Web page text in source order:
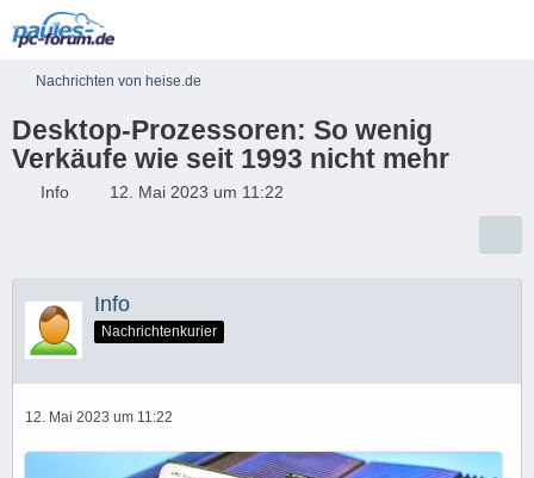
Nachrichten von heise.de
Desktop-Prozessoren: So wenig
Verkäufe wie seit 1993 nicht mehr
Info 12. Mai 2023 um 11:22
Info
Nachrichtenkurier
12. Mai 2023 um 11:22